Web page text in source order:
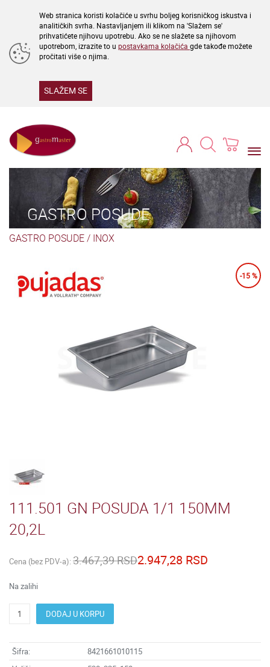
Web stranica koristi kolačiće u svrhu boljeg korisničkog iskustva i
analitičkih svrha. Nastavljanjem ili klikom na 'Slažem se'
prihvatićete njihovu upotrebu. Ako se ne slažete sa njihovom
upotrebom, izrazite to u postavkama kolačića gde takođe možete
pročitati više o njima.
SLAŽEM SE
GASTRO POSUDE
GASTRO POSUDE/ INOX
-15 %
111.501 GN POSUDA 1/1 150MM
20,2L
Cena (bez PDV-a): 3.467,39 RSD2.947,28 RSD
Na zalihi
DODAJ U KORPU
Šifra:
8421661010115